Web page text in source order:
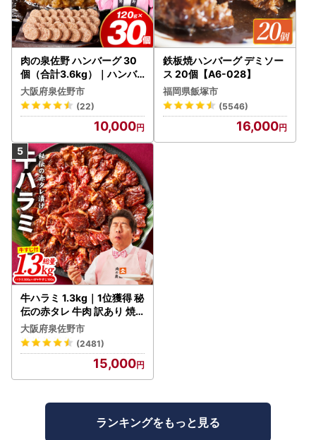
肉の泉佐野 ハンバーグ 30
個（合計3.6kg）｜ハンバ
ーグ 訳あり 黒毛和牛×なに
わポーク
大阪府泉佐野市
(22)
10,000
鉄板焼ハンバーグ デミソー
ス 20個【A6-028】
福岡県飯塚市
(5546)
16,000
牛ハラミ 1.3kg｜1位獲得 秘
伝の赤タレ 牛肉 訳あり 焼
肉 BBQ
大阪府泉佐野市
(2481)
15,000
ランキングをもっと見る